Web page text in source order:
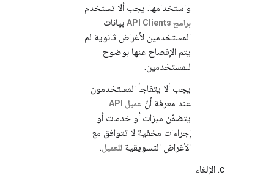
واستخدامها. يجب ألا تستخدم
برامج API Clients
بيانات
المستخدمين لأغراض ثانوية لم
يتم الإفصاح عنها بوضوح
للمستخدمين.
يجب ألا يتفاجأ المستخدمون
عند معرفة أنّ عميل API
يتضمّن ميزات أو خدمات أو
إجراءات مخفية لا تتوافق مع
الأغراض التسويقية للعميل .
الإلغاء